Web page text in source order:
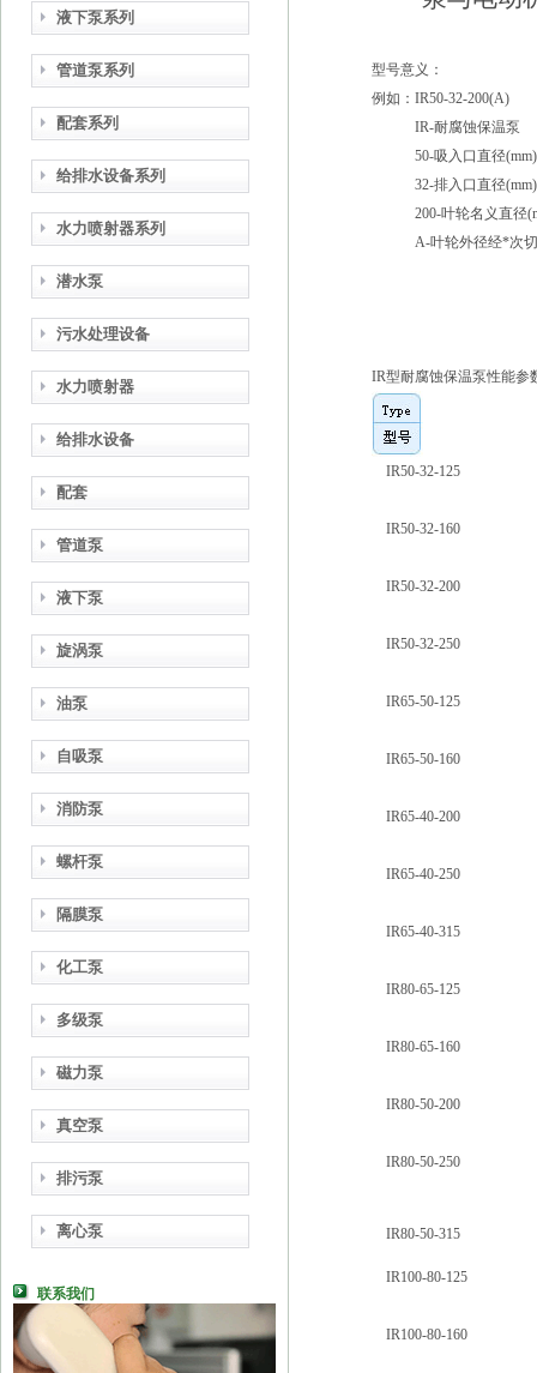
液下泵系列
管道泵系列
配套系列
给排水设备系列
水力喷射器系列
潜水泵
污水处理设备
水力喷射器
给排水设备
配套
管道泵
液下泵
旋涡泵
油泵
自吸泵
消防泵
螺杆泵
隔膜泵
化工泵
多级泵
磁力泵
真空泵
排污泵
离心泵
联系我们
型号意义：
例如：IR50-32-200(A)
IR-耐腐蚀保温泵
50-吸入口直径(mm)
32-排入口直径(mm)
200-叶轮名义直径
A-叶轮外径经*次切
IR型耐腐蚀保温泵性能参
IR50-32-125
IR50-32-160
IR50-32-200
IR50-32-250
IR65-50-125
IR65-50-160
IR65-40-200
IR65-40-250
IR65-40-315
IR80-65-125
IR80-65-160
IR80-50-200
IR80-50-250
IR80-50-315
IR100-80-125
IR100-80-160